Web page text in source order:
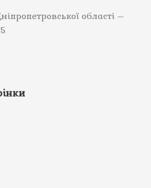
області –